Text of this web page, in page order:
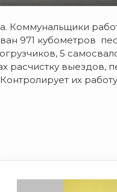
Коммунальщики
971 кубометров
5
расчистку выездов,
их